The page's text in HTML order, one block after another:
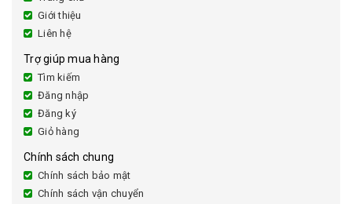
Giới thiệu
Liên hệ
Trợ giúp mua hàng
Tìm kiếm
Đăng nhập
Đăng ký
Giỏ hàng
Chính sách chung
Chính sách bảo mật
Chính sách vận chuyển